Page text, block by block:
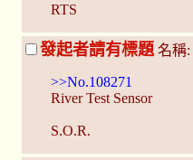
RTS
發起者請有標題 名稱:
>>No.108271
River Test Sensor
S.O.R.